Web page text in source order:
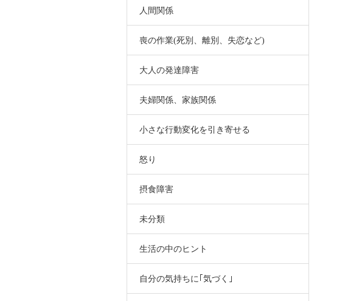
人間関係
喪の作業(死別、離別、失恋など)
大人の発達障害
夫婦関係、家族関係
小さな行動変化を引き寄せる
怒り
摂食障害
未分類
生活の中のヒント
自分の気持ちに｢気づく｣